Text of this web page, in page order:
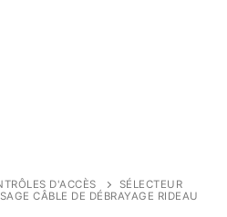
D'ACCÈS
SÉLECTEUR
CÂBLE DE DÉBRAYAGE RIDEAU